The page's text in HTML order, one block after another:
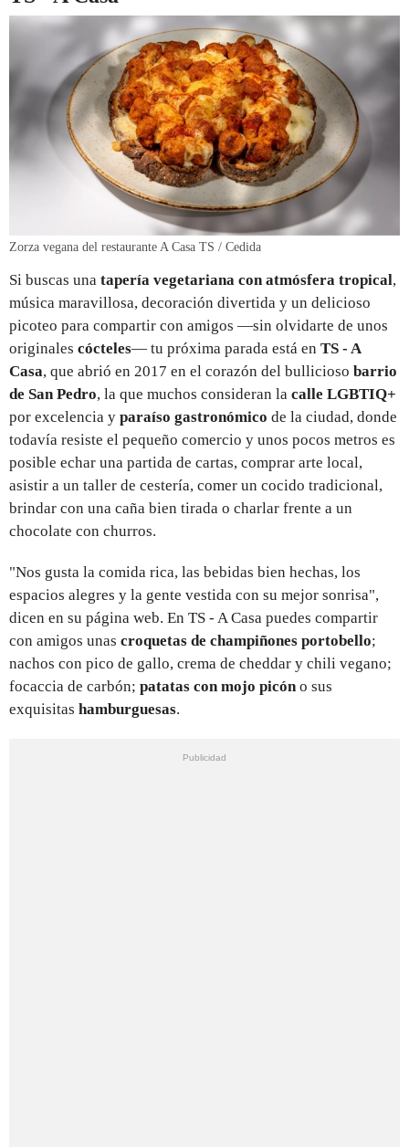
Zorza vegana del restaurante A Casa TS / Cedida
Si buscas una tapería vegetariana con atmósfera tropical,
música maravillosa, decoración divertida y un delicioso
picoteo para compartir con amigos —sin olvidarte de unos
originales cócteles— tu próxima parada está en TS - A
Casa, que abrió en 2017 en el corazón del bullicioso barrio
de San Pedro, la que muchos consideran la calle LGBTIQ+
por excelencia y paraíso gastronómico de la ciudad, donde
todavía resiste el pequeño comercio y unos pocos metros es
posible echar una partida de cartas, comprar arte local,
asistir a un taller de cestería, comer un cocido tradicional,
brindar con una caña bien tirada o charlar frente a un
chocolate con churros.
"Nos gusta la comida rica, las bebidas bien hechas, los
espacios alegres y la gente vestida con su mejor sonrisa",
dicen en su página web. En TS - A Casa puedes compartir
con amigos unas croquetas de champiñones portobello;
nachos con pico de gallo, crema de cheddar y chili vegano;
focaccia de carbón; patatas con mojo picóno sus
exquisitas hamburguesas.